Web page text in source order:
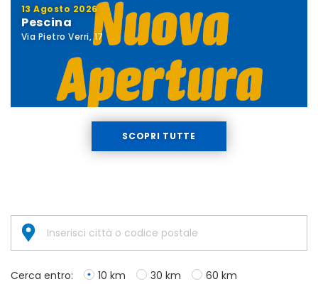
13 Agosto 2026
Pescina
Via Pietro Verri, 17
SCOPRI TUTTE
Cerca entro: 10 km 30 km 60 km